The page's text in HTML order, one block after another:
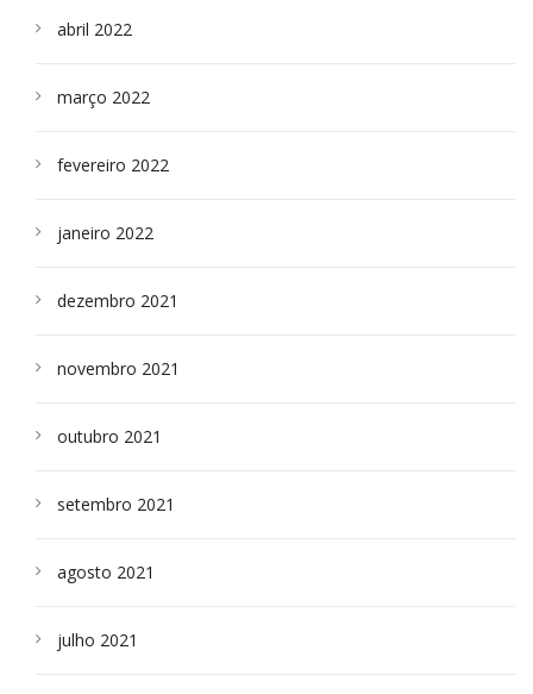
abril 2022
março 2022
fevereiro 2022
janeiro 2022
dezembro 2021
novembro 2021
outubro 2021
setembro 2021
agosto 2021
julho 2021